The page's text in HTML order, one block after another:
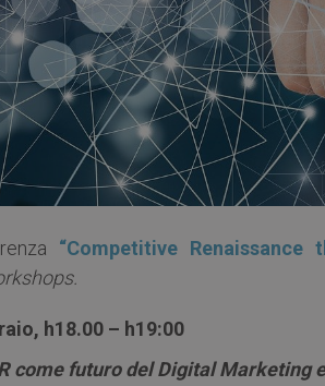
“Competitive Renaissance
h18.00 – h19:00
come futuro del Digital Marketing